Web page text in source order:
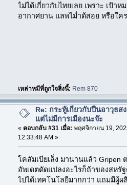
ไม่ได้เกี่ยวกับไทยเลย เพราะ เป้
อากาศยาน แลพไม่ำด้สอย หรือใค
เหล่าหมีที่ถูกใจสิ่งนี้: Rem 870
Re: กระทู้เกี่ยวกับปืนอาวุธส
แต่ไม่มีการเมืองนะจ๊ะ
« ตอบกลับ #31 เมื่อ: พฤศจิกายน 19,
12:33:48 AM »
โคลัมเบียเล็ง มานานแล้ว Gripen
อัพเดตดัดแปลงอะไรก็ถ้าของสห
ไปได้เทคโนโลยีมากกว่า แถมมีผู้